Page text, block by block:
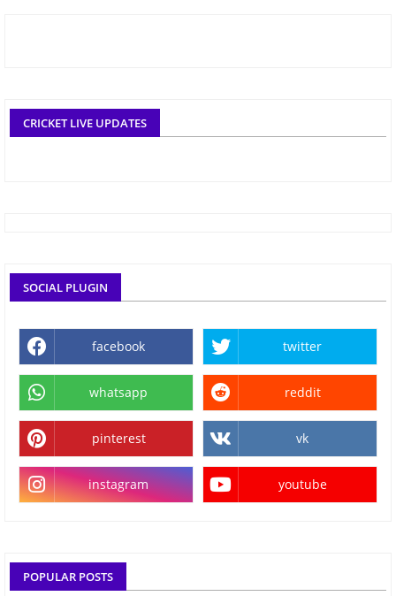
CRICKET LIVE UPDATES
SOCIAL PLUGIN
facebook twitter
whatsapp reddit
pinterest vk
instagram youtube
POPULAR POSTS